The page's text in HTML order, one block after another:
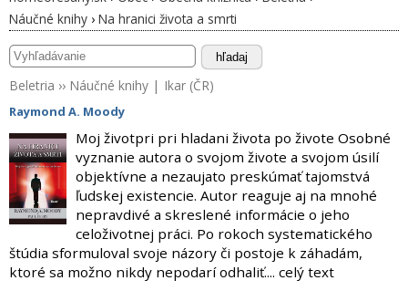
Náučné knihy › Na hranici života a smrti
hľadaj
Beletria ›› Náučné knihy | Ikar (ČR)
Raymond A. Moody
Moj životpri pri hladani života po živote Osobné
vyznanie autora o svojom živote a svojom úsilí
objektívne a nezaujato preskúmať tajomstvá
ľudskej existencie. Autor reaguje aj na mnohé
nepravdivé a skreslené informácie o jeho
celoživotnej práci. Po rokoch systematického
štúdia sformuloval svoje názory či postoje k záhadám,
ktoré sa možno nikdy nepodarí odhaliť.... celý text